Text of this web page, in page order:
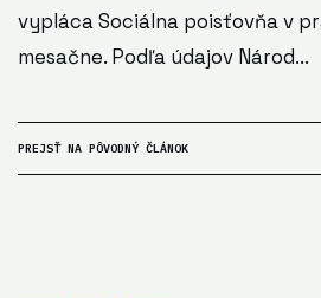
vypláca Sociálna poisťovňa v
mesačne. Podľa údajov Národ...
PREJSŤ NA PÔVODNÝ ČLÁNOK